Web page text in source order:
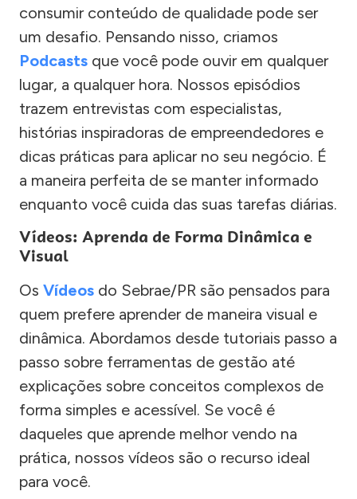
consumir conteúdo de qualidade pode ser
um desafio. Pensando nisso, criamos
Podcasts que você pode ouvir em qualquer
lugar, a qualquer hora. Nossos episódios
trazem entrevistas com especialistas,
histórias inspiradoras de empreendedores e
dicas práticas para aplicar no seu negócio. É
a maneira perfeita de se manter informado
enquanto você cuida das suas tarefas diárias.
Vídeos: Aprenda de Forma Dinâmica e
Visual
Os Vídeos do Sebrae/PR são pensados para
quem prefere aprender de maneira visual e
dinâmica. Abordamos desde tutoriais passo a
passo sobre ferramentas de gestão até
explicações sobre conceitos complexos de
forma simples e acessível. Se você é
daqueles que aprende melhor vendo na
prática, nossos vídeos são o recurso ideal
para você.